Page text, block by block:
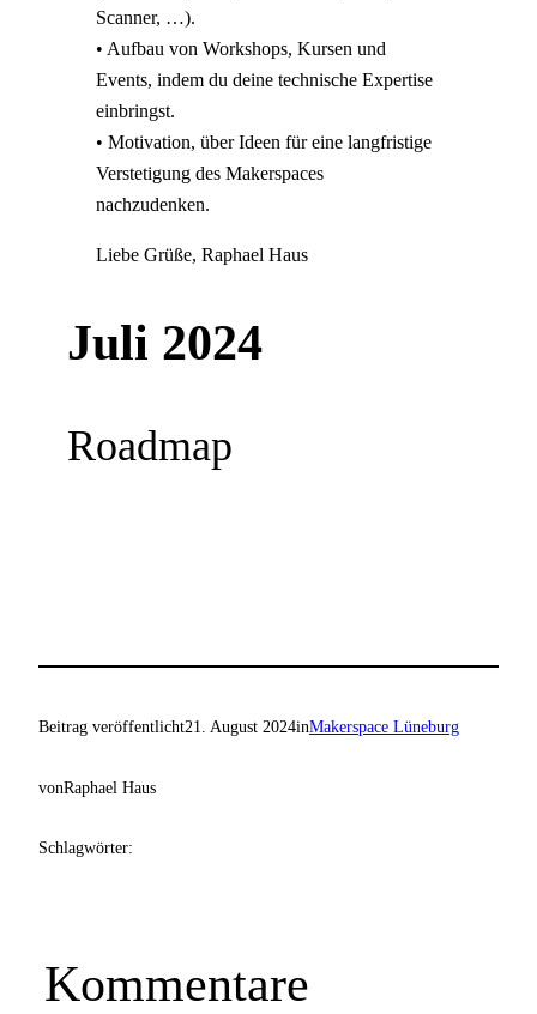
Scanner, …).
• Aufbau von Workshops, Kursen und
Events, indem du deine technische Expertise
einbringst.
• Motivation, über Ideen für eine langfristige
Verstetigung des Makerspaces
nachzudenken.
Liebe Grüße, Raphael Haus
Juli 2024
Roadmap
Beitrag veröffentlicht21. August 2024inMakerspace Lüneburg
vonRaphael Haus
Schlagwörter:
Kommentare